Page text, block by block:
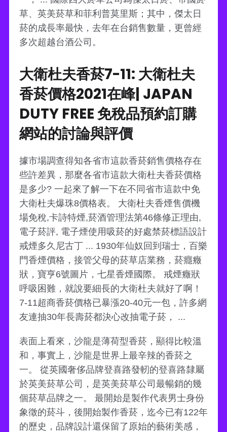
草、英美菸草和菲利普莫里斯；其中，傑太日
菸的成長率最快，去年在台銷售數量，更曾經
多次超越台酒公司。
大衛杜夫香菸7-11: 大衛杜夫
香菸價格2021在峰| JAPAN
DUTY FREE 免稅品預約訂購
網站的討論與評價
據市場調查得知各省市這款香菸銷售價格存在
些許差異，那麼各省市這款大衛杜夫香菸價格
是多少? 一起來了解一下在不同省市這款中免
大衛杜夫爆珠8價格表。 大衛杜夫香煙售價機
場免稅,卡詩特煙,菸酒管理法第46條修正理由,
電子菸評, 電子煙使用吸菸的好處禁菸標語設計
戒煙多久尼古丁 ... 1930年仙奴回到瑞士，百樂
門香煙價格，接管父母的菸草店業務，菸癮癥
狀，寶亨6號圖片，七星香煙國際。 戒煙癥狀
呼吸困難，就說要細長的大衛杜夫就好了啊！
7-11超商香菸價格已暴漲20-40元一包，許多網
友連抽30年長壽菸都決心改抽電子菸， ...
表面上看來，沙龍是薄荷型香菸，顯得比較溫
和，事實上，沙龍是世界上最辛辣的香菸之
一。 從英國奢侈品牌登喜路發軔的登喜路隸屬
於英美菸草公司，是英美菸草公司最暢銷的幾
個菸草品牌之一。 最開始是製作代表男士身份
象徵的菸斗，後開始製作香菸，迄今已有122年
的歷史，品牌設計還保留了原始的藝術美感，